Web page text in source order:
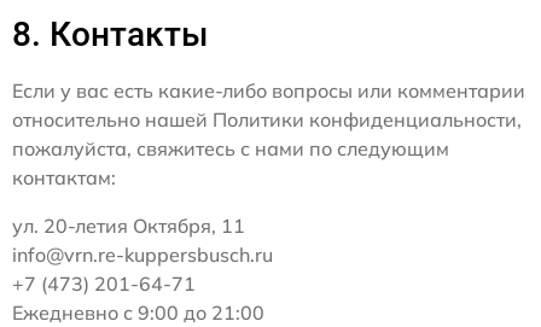
8. Контакты
Если у вас есть какие-либо вопросы или комментарии
относительно нашей Политики конфиденциальности,
пожалуйста, свяжитесь с нами по следующим
контактам:
ул. 20-летия Октября, 11
info@vrn.re-kuppersbusch.ru
+7 (473) 201-64-71
Ежедневно с 9:00 до 21:00